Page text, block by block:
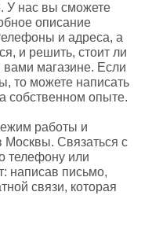
У нас вы сможете
описание
и адреса, а
и решить, стоит ли
магазине. Если
то можете написать
собственном опыте.
работы и
Связаться с
телефону или
написав письмо,
связи, которая